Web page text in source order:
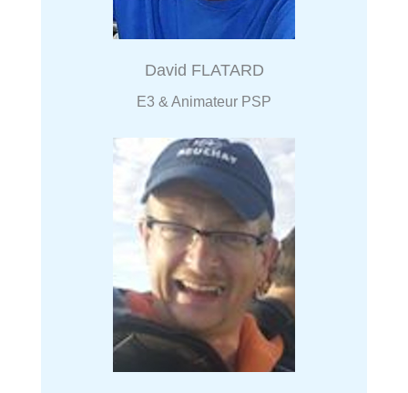
David FLATARD
E3 & Animateur PSP